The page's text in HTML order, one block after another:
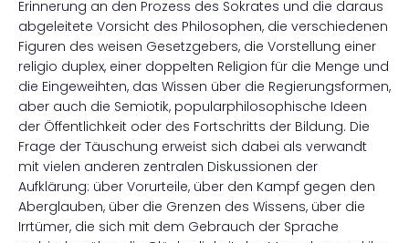
Erinnerung an den Prozess des Sokrates und die daraus
abgeleitete Vorsicht des Philosophen, die verschiedenen
Figuren des weisen Gesetzgebers, die Vorstellung einer
religio duplex, einer doppelten Religion für die Menge und
die Eingeweihten, das Wissen über die Regierungsformen,
aber auch die Semiotik, popularphilosophische Ideen
der Öffentlichkeit oder des Fortschritts der Bildung. Die
Frage der Täuschung erweist sich dabei als verwandt
mit vielen anderen zentralen Diskussionen der
Aufklärung: über Vorurteile, über den Kampf gegen den
Aberglauben, über die Grenzen des Wissens, über die
Irrtümer, die sich mit dem Gebrauch der Sprache